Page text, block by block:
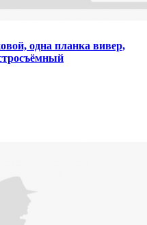
одна планка вивер,